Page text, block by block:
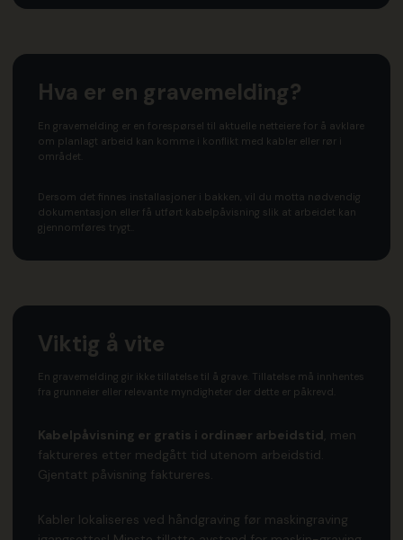
Hva er en gravemelding?
En gravemelding er en forespørsel til aktuelle netteiere for å avklare
om planlagt arbeid kan komme i konflikt med kabler eller rør i
området.
Dersom det finnes installasjoner i bakken, vil du motta nødvendig
dokumentasjon eller få utført kabelpåvisning slik at arbeidet kan
gjennomføres trygt..
Viktig å vite
En gravemelding gir ikke tillatelse til å grave. Tillatelse må innhentes
fra grunneier eller relevante myndigheter der dette er påkrevd.
Kabelpåvisning er gratis i ordinær arbeidstid, men
faktureres etter medgått tid utenom arbeidstid.
Gjentatt påvisning faktureres.
Kabler lokaliseres ved håndgraving før maskingraving